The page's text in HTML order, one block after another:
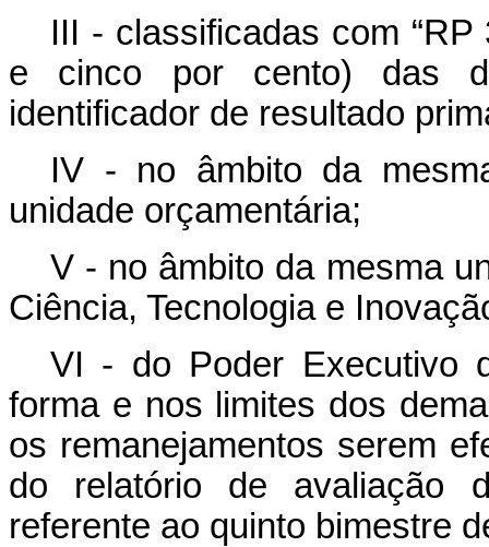
III - classificadas com
e cinco por cento) das
identificador de resultado
IV - no âmbito da
unidade orçamentária;
V - no âmbito da mesma
Ciência, Tecnologia e
VI - do Poder Executivo
forma e nos limites dos
os remanejamentos serem
do relatório de avaliação
referente ao quinto bimestre